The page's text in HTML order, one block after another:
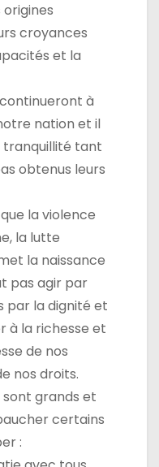
croyances
et la
à
nation et il
tranquillité tant
obtenus leurs
la violence
la lutte
la naissance
pas agir par
par la dignité et
à la richesse et
de nos
nos droits.
sont grands et
certains
: